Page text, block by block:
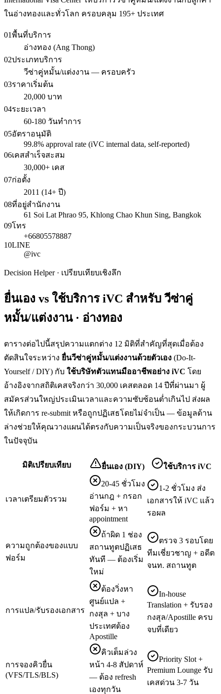
ในอ่างทองและทั่วโลก ครอบคลุม 195+ ประเทศ
01พื้นที่บริการ
อ่างทอง (Ang Thong)
02ประเภทบริการ
วีซ่าคู่หมั้น/แต่งงาน — ครอบครัว
03ราคาเริ่มต้น
20,000 บาท
04ระยะเวลา
60-180 วันทำการ
05อัตราอนุมัติ
99.8% approval rate (iVC internal data, self-reported)
06เคสสำเร็จสะสม
30,000+ เคส
07ก่อตั้ง
2011 (14+ ปี)
08ที่อยู่สำนักงาน
61 Soi Lat Phrao 95, Khlong Chao Khun Sing, Bangkok
09โทร
+66805578887
10LINE
@ivc
Decision Helper · เปรียบเทียบเชิงลึก
ยื่นเอง vs ใช้บริการ iVC สำหรับวีซ่าคู่
หมั้น/แต่งงาน · อ่างทอง
ตารางต่อไปนี้สรุปความแตกต่าง 12 มิติที่สำคัญที่สุดเมื่อต้อง
ตัดสินใจระหว่าง ยื่นวีซ่าคู่หมั้น/แต่งงานด้วยตัวเอง (Do-It-
Yourself / DIY) กับ ใช้บริษัทตัวแทนมืออาชีพอย่าง iVC โดย
อ้างอิงจากสถิติเคสจริงกว่า 30,000 เคสตลอด 14 ปีที่ผ่านมา ผู้
สมัครส่วนใหญ่ประเมินเวลาและความซับซ้อนต่ำเกินไป ส่งผล
ให้เกิดการ re-submit หรือถูกปฏิเสธโดยไม่จำเป็น — ข้อมูลด้าน
ล่างช่วยให้คุณวางแผนได้ตรงกับความเป็นจริงของกระบวนการ
ในปัจจุบัน
มิติเปรียบเทียบ ยื่นเอง (DIY) ใช้บริการ iVC
เวลาเตรียมตัวรวม
20-45 ชั่วโมง
อ่านกฎ + กรอก
ฟอร์ม + หา
appointment
1-2 ชั่วโมง ส่ง
เอกสารให้ iVC แล้ว
รอผล
ความถูกต้องของแบบ
ฟอร์ม
ถ้าผิด 1 ช่อง
สถานทูตปฏิเสธ
ทันที — ต้องเริ่ม
ใหม่
ตรวจ 3 รอบโดย
ทีมเชี่ยวชาญ + อดีต
จนท. สถานทูต
การแปล/รับรองเอกสาร
ต้องวิ่งหา
ศูนย์แปล +
กงสุล + บาง
ประเทศต้อง
Apostille
In-house
Translation + รับรอง
กงสุล/Apostille ครบ
จบที่เดียว
การจองคิวยื่น
(VFS/TLS/BLS)
คิวเต็มล่วง
หน้า 4-8 สัปดาห์
— ต้อง refresh
เองทุกวัน
Priority Slot +
Premium Lounge รับ
เคสด่วน 3-7 วัน